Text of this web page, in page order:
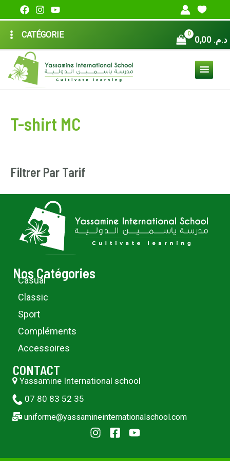
au
contenu
MAIN
MENU
CATÉGORIE د.م.
Filtrer Par Tarif
T-shirt MC
Nos Catégories
Casual
Classic
Sport
Compléments
Accessoires
CONTACT
Yassamine International school
07 80 83 52 35
uniforme@yassamineinternationalschool.com